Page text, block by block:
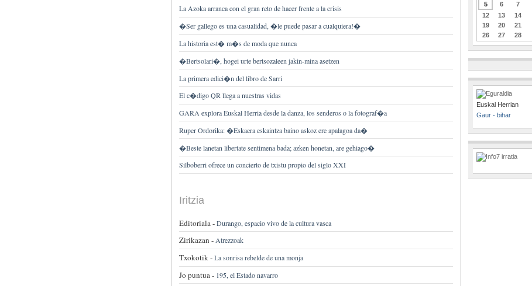
La Azoka arranca con el gran reto de hacer frente a la crisis
�Ser gallego es una casualidad, �le puede pasar a cualquiera!�
La historia est� m�s de moda que nunca
�Bertsolari�, hogei urte bertsozaleen jakin-mina asetzen
La primera edici�n del libro de Sarri
El c�digo QR llega a nuestras vidas
GARA explora Euskal Herria desde la danza, los senderos o la fotograf�a
Ruper Ordorika: �Eskaera eskaintza baino askoz ere apalagoa da�
�Beste lanetan libertate sentimena bada; azken honetan, are gehiago�
Silboberri ofrece un concierto de txistu propio del siglo XXI
Iritzia
Editoriala -Durango, espacio vivo de la cultura vasca
Zirikazan -Atrezzoak
Txokotik -La sonrisa rebelde de una monja
Jo puntua - 195, el Estado navarro
5
6 7
12
13 14
19
20 21
26
27 28
Euskal Herrian
Gaur - bihar